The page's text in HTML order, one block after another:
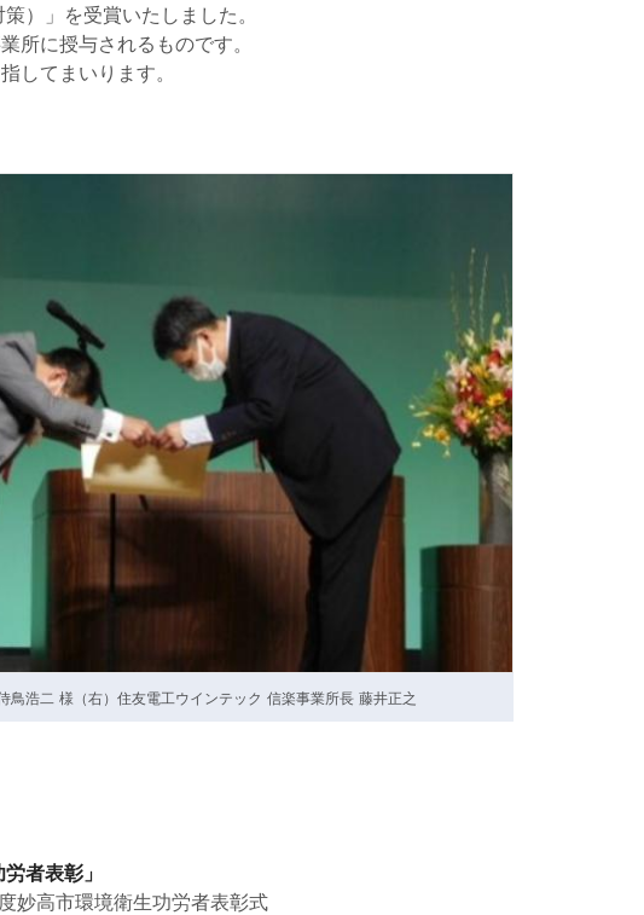
）」を受賞いたしました。
所に授与されるものです。
してまいります。
鳥浩二 様（右）住友電工ウインテック 信楽事業所長 藤井正之
者表彰」
妙高市環境衛生功労者表彰式